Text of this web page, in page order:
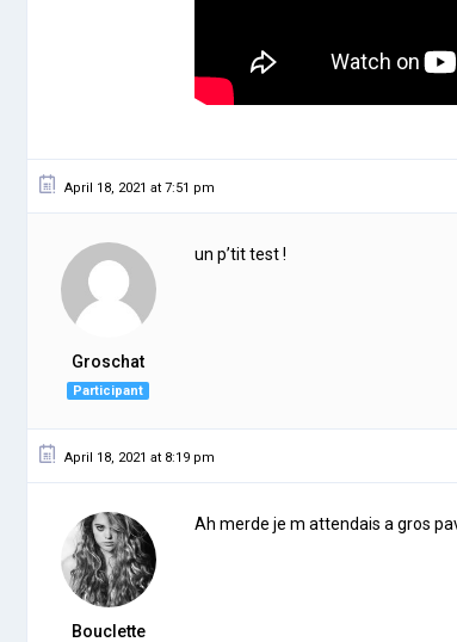
April 18, 2021 at 7:51 pm
Groschat
Participant
un p’tit test !
April 18, 2021 at 8:19 pm
Bouclette
Ah merde je m attendais a gros